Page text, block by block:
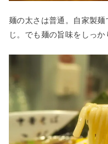
麺の太さは普通。自家製
じ。でも麺の旨味をしっか